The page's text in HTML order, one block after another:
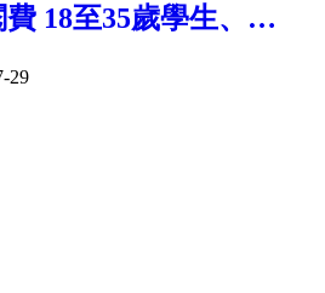
18至35歲學生、應
可補 低收入戶加碼至
29